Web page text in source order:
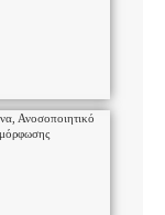
Ανοσοποιητικό